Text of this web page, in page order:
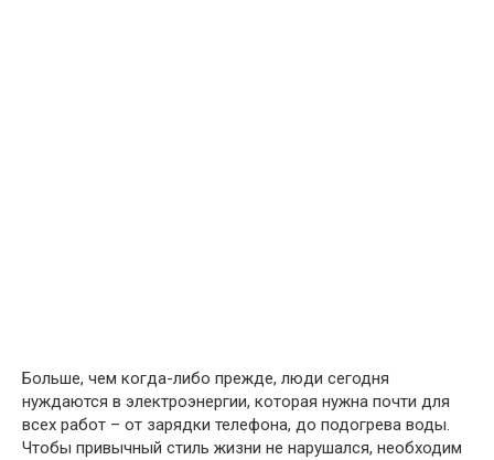
Больше, чем когда-либо прежде, люди сегодня
нуждаются в электроэнергии, которая нужна почти для
всех работ – от зарядки телефона, до подогрева воды.
Чтобы привычный стиль жизни не нарушался, необходим